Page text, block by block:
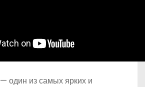
— один из самых ярких и